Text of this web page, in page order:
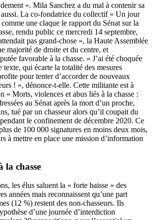
». Mila Sanchez a du mal à contenir sa
La co-fondatrice du collectif « Un jour
une claque le rapport du Sénat sur la
rendu public ce mercredi 14 septembre,
pas grand-chose », la Haute Assemblée
majorité de droite et du centre, et
favorable à la chasse. « J’ai été choquée
texte, qui écarte la totalité des mesures
pour tenter d’accorder de nouveaux
! », dénonce-t-elle. Cette militante est à
« Morts, violences et abus liés à la chasse :
au Sénat après la mort d’un proche,
tué par un chasseur alors qu’il coupait du
le confinement de décembre 2020. Ce
de 100 000 signatures en moins deux mois,
à mettre en place une mission d’information
la chasse
les élus saluent la « forte baisse » des
années mais reconnaissent qu’une part
(12 %) restent des non-chasseurs. Ils
d’une journée d’interdiction